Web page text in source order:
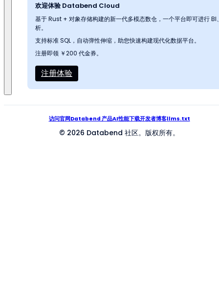
欢迎体验 Databend Cloud
基于 Rust + 对象存储构建的新一代多模态数仓，一个平台即可进行
析。
支持标准 SQL，自动弹性伸缩，助您快速构建现代化数据平台。
注册即领 ￥200 代金券。
注册体验
访问官网 Databend 产品AI性能下载开发者博客llms.txt
© 2026 Databend 社区。版权所有。